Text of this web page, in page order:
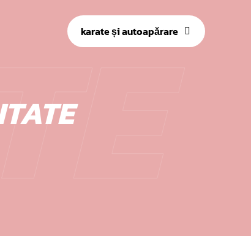
karate și autoapărare